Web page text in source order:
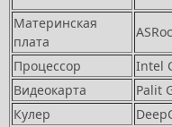
Материнская
плата
Процессор
Intel
Видеокарта
Palit
Кулер